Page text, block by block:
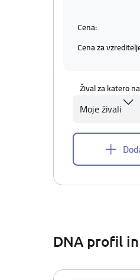
Cena:
Cena za
Žival za katero
Moje živali
DNA profil